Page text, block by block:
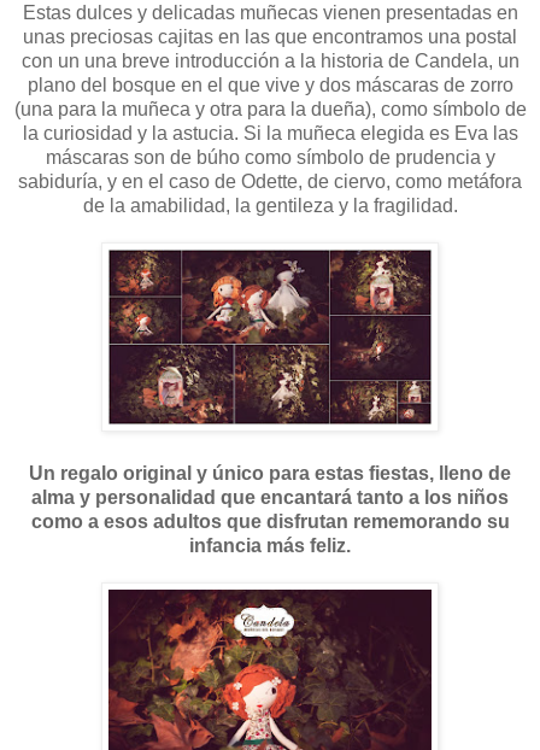
Estas dulces y delicadas muñecas vienen presentadas en
unas preciosas cajitas en las que encontramos una postal
con un una breve introducción a la historia de Candela, un
plano del bosque en el que vive y dos máscaras de zorro
(una para la muñeca y otra para la dueña), como símbolo de
la curiosidad y la astucia. Si la muñeca elegida es Eva las
máscaras son de búho como símbolo de prudencia y
sabiduría, y en el caso de Odette, de ciervo, como metáfora
de la amabilidad, la gentileza y la fragilidad.
Un regalo original y único para estas fiestas, lleno de
alma y personalidad que encantará tanto a los niños
como a esos adultos que disfrutan rememorando su
infancia más feliz.